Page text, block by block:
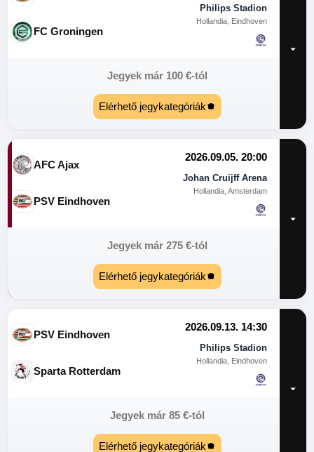
Philips Stadion
Hollandia, Eindhoven
FC Groningen
Jegyek már 100 €-tól
Elérhető jegykategóriák
AFC Ajax
2026.09.05. 20:00
Johan Cruijff Arena
Hollandia, Amsterdam
PSV Eindhoven
Jegyek már 275 €-tól
Elérhető jegykategóriák
PSV Eindhoven
2026.09.13. 14:30
Philips Stadion
Hollandia, Eindhoven
Sparta Rotterdam
Jegyek már 85 €-tól
Elérhető jegykategóriák